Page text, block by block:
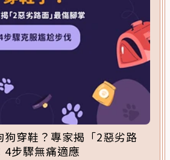
狗穿鞋？專家揭「2惡劣路
4步驟無痛適應